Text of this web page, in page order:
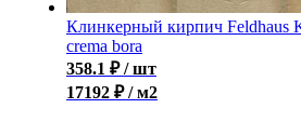
Клинкерный кирпич Feldhaus
crema bora
358.1 ₽ / шт
17192 ₽ / м2